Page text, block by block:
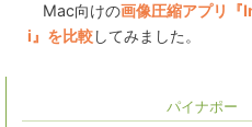
Mac向けの画像圧縮アプリ
i』を比較してみました。
パイナポー